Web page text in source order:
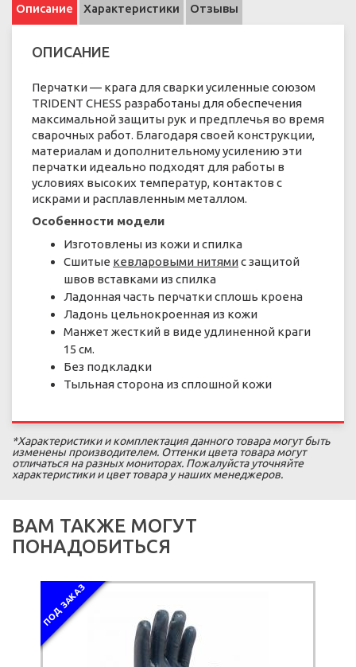
Описание Характеристики Отзывы
ОПИСАНИЕ
Перчатки — крага для сварки усиленные союзом
TRIDENT CHESS разработаны для обеспечения
максимальной защиты рук и предплечья во время
сварочных работ. Благодаря своей конструкции,
материалам и дополнительному усилению эти
перчатки идеально подходят для работы в
условиях высоких температур, контактов с
искрами и расплавленным металлом.
Особенности модели
Изготовлены из кожи и спилка
Сшитые кевларовыми нитямис защитой
швов вставками из спилка
Ладонная часть перчатки сплошь кроена
Ладонь цельнокроенная из кожи
Манжет жесткий в виде удлиненной краги
15 см.
Без подкладки
Тыльная сторона из сплошной кожи
*Характеристики и комплектация данного товара могут быть
изменены производителем. Оттенки цвета товара могут
отличаться на разных мониторах. Пожалуйста уточняйте
характеристики и цвет товара у наших менеджеров.
ВАМ ТАКЖЕ МОГУТ
ПОНАДОБИТЬСЯ
ПОД ЗАКАЗ